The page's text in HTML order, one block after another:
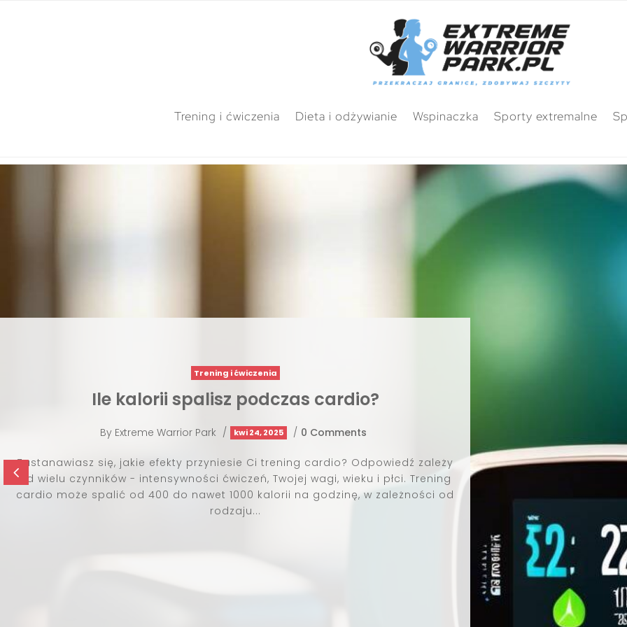
Trening i ćwiczenia Dieta i odżywianie Wspinaczka Sporty extremalne
podczas cardio?
kwi 24, 2025 / 0 Comments
przyniesie Ci trening cardio? Odpowiedź zależy
ćwiczeń, Twojej wagi, wieku i płci. Trening
nawet 1000 kalorii na godzinę, w zależności od
4